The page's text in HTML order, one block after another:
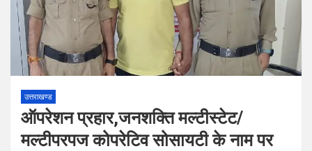
उत्तराखण्ड
ऑपरेशन प्रहार,जनशक्ति मल्टीस्टेट/
मल्टीपरपज कोपरेटिव सोसायटी के नाम पर